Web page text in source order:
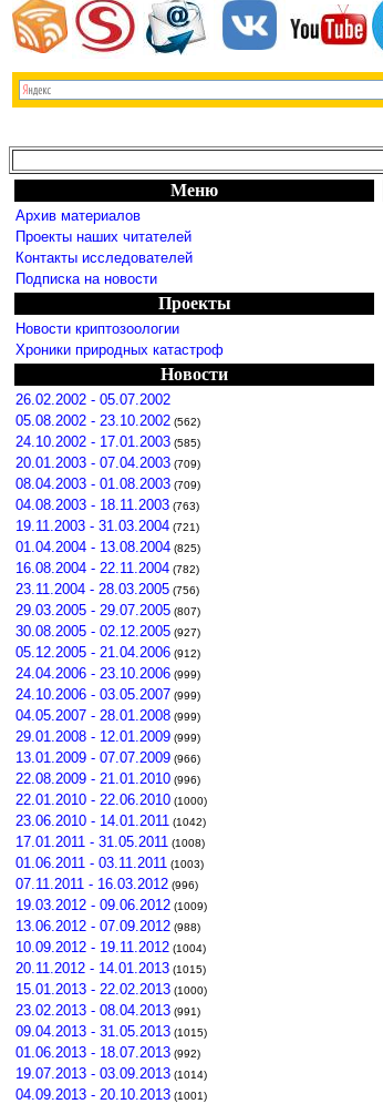
Меню
Архив материалов
Проекты наших читателей
Контакты исследователей
Подписка на новости
Проекты
Новости криптозоологии
Хроники природных катастроф
Новости
26.02.2002 - 05.07.2002
05.08.2002 - 23.10.2002 (562)
24.10.2002 - 17.01.2003 (585)
20.01.2003 - 07.04.2003 (709)
08.04.2003 - 01.08.2003 (709)
04.08.2003 - 18.11.2003 (763)
19.11.2003 - 31.03.2004 (721)
01.04.2004 - 13.08.2004 (825)
16.08.2004 - 22.11.2004 (782)
23.11.2004 - 28.03.2005 (756)
29.03.2005 - 29.07.2005 (807)
30.08.2005 - 02.12.2005 (927)
05.12.2005 - 21.04.2006 (912)
24.04.2006 - 23.10.2006 (999)
24.10.2006 - 03.05.2007 (999)
04.05.2007 - 28.01.2008 (999)
29.01.2008 - 12.01.2009 (999)
13.01.2009 - 07.07.2009 (966)
22.08.2009 - 21.01.2010 (996)
22.01.2010 - 22.06.2010 (1000)
23.06.2010 - 14.01.2011 (1042)
17.01.2011 - 31.05.2011 (1008)
01.06.2011 - 03.11.2011 (1003)
07.11.2011 - 16.03.2012 (996)
19.03.2012 - 09.06.2012 (1009)
13.06.2012 - 07.09.2012 (988)
10.09.2012 - 19.11.2012 (1004)
20.11.2012 - 14.01.2013 (1015)
15.01.2013 - 22.02.2013 (1000)
23.02.2013 - 08.04.2013 (991)
09.04.2013 - 31.05.2013 (1015)
01.06.2013 - 18.07.2013 (992)
19.07.2013 - 03.09.2013 (1014)
04.09.2013 - 20.10.2013 (1001)